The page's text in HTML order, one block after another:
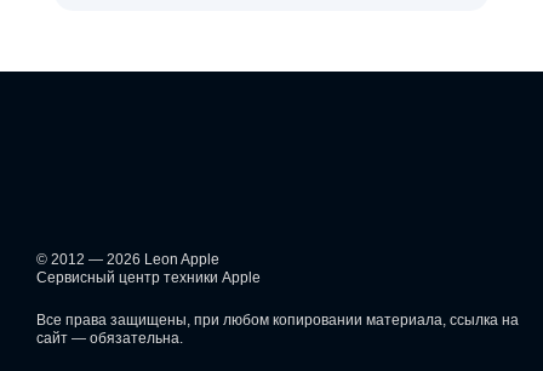
© 2012 — 2026 Leon Apple
Сервисный центр техники Apple
Все права защищены, при любом копировании материала, ссылка на
сайт — обязательна.